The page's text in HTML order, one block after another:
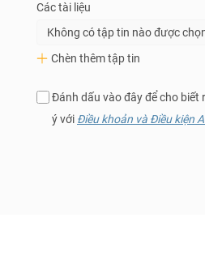
Các tài liệu
Không có tập tin nào được
Chèn thêm tập tin
Đánh dấu vào đây để cho biết
ý với Điều khoản và Điều kiện